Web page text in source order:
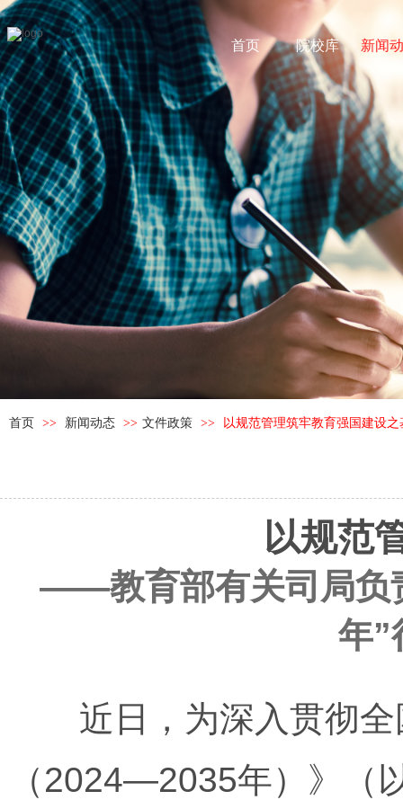
首页 院校库 新闻
首页 >> 新闻动态 >> 文件政策 >> 以规范管理筑牢教育强国建设之
以规范
——教育部有关司局负
年”
近日，为深入贯彻全
（2024—2035年）》（